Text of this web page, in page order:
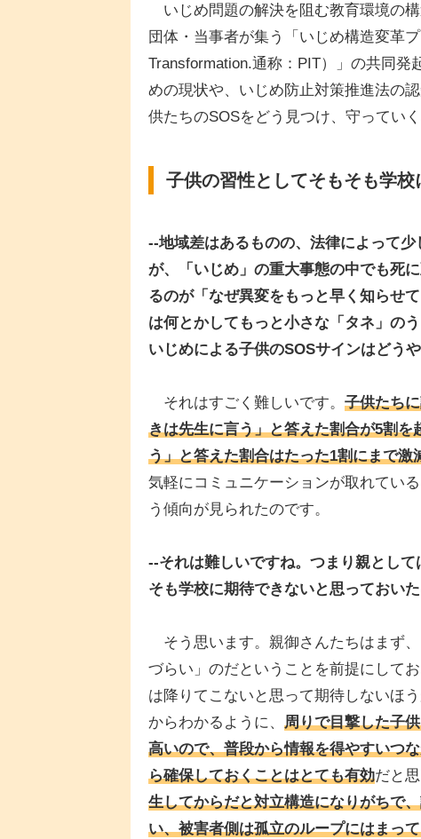
いじめ問題の解決を阻む教育環境の
団体・当事者が集う「いじめ構造変革
Transformation.通称：PIT）」の共同発
めの現状や、いじめ防止対策推進法の
供たちのSOSをどう見つけ、守ってい
子供の習性としてそもそも学校
--地域差はあるものの、法律によって
が、「いじめ」の重大事態の中でも死
るのが「なぜ異変をもっと早く知らせ
は何とかしてもっと小さな「タネ」の
いじめによる子供のSOSサインはどう
それはすごく難しいです。 子供たち
きは先生に言う」と答えた割合が5割
う」と答えた割合はたった1割にまで激
気軽にコミュニケーションが取れてい
う傾向が見られたのです。
--それは難しいですね。つまり親とし
そも学校に期待できないと思っておいた
そう思います。親御さんたちはまず
づらい」のだということを前提にして
は降りてこないと思って期待しないほ
からわかるように、 周りで目撃した子
高いので、普段から情報を得やすいつ
ら確保しておくことはとても有効だと
生してからだと対立構造になりがちで
い、被害者側は孤立のループにはまっ